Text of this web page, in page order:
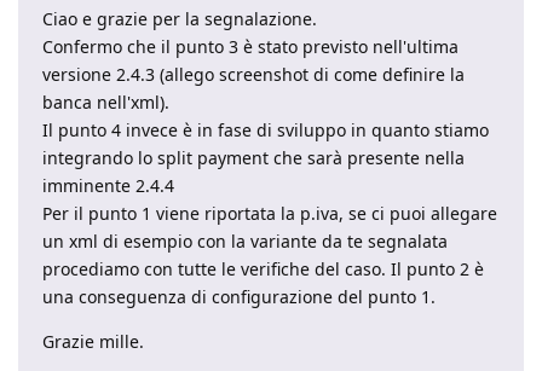
Ciao e grazie per la segnalazione.
Confermo che il punto 3 è stato previsto nell'ultima
versione 2.4.3 (allego screenshot di come definire la
banca nell'xml).
Il punto 4 invece è in fase di sviluppo in quanto stiamo
integrando lo split payment che sarà presente nella
imminente 2.4.4
Per il punto 1 viene riportata la p.iva, se ci puoi allegare
un xml di esempio con la variante da te segnalata
procediamo con tutte le verifiche del caso. Il punto 2 è
una conseguenza di configurazione del punto 1.
Grazie mille.